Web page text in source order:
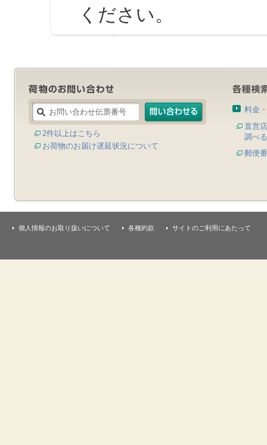
ください。
2件以上はこちら
お荷物のお届け遅延状況について
料金
直営
調べる
郵便
個人情報のお取り扱いについて 各種約款 サイトのご利用にあたって